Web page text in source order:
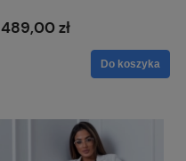
kopertowym dekoltem -
Afrodyta
489,00 zł
Do koszyka